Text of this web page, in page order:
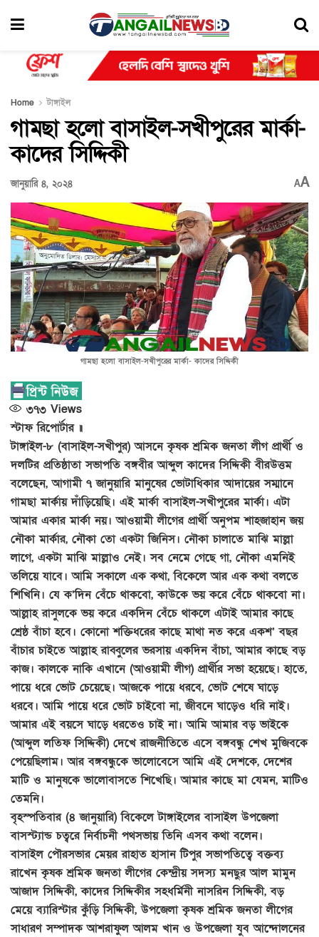
Home টাঙ্গাইল
গামছা হলো বাসাইল-সখীপুরের মার্কা-
কাদের সিদ্দিকী
জানুয়ারি ৪, ২০২৪ AA
গামছা হলো বাসাইল-সখীপুরের মার্কা- কাদের সিদ্দিকী
৩৭৩ Views
স্টাফ রিপোর্টার ॥
টাঙ্গাইল-৮ (বাসাইল-সখীপুর) আসনে কৃষক শ্রমিক জনতা লীগ প্রার্থী ও
দলটির প্রতিষ্ঠাতা সভাপতি বঙ্গবীর আব্দুল কাদের সিদ্দিকী বীরউত্তম
বলেছেন, আগামী ৭ জানুয়ারি মানুষের ভোটাধিকার আদায়ের সম্মানে
গামছা মার্কায় দাঁড়িয়েছি। এই মার্কা বাসাইল-সখীপুরের মার্কা। এটা
আমার একার মার্কা নয়। আওয়ামী লীগের প্রার্থী অনুপম শাহজাহান জয়
নৌকা মার্কার, নৌকা তো একটা জিনিস। নৌকা চালাতে মাঝি মাল্লা
লাগে, একটা মাঝি মাল্লাও নেই। সব নেমে গেছে গা, নৌকা এমনিই
তলিয়ে যাবে। আমি সকালে এক কথা, বিকেলে আর এক কথা বলতে
শিখিনি। যে ক’দিন বেঁচে থাকবো, কাউকে ভয় করে বেঁচে থাকবো না।
আল্লাহ রাসুলকে ভয় করে একদিন বেঁচে থাকলে এটাই আমার কাছে
শ্রেষ্ঠ বাঁচা হবে। কোনো শক্তিধরের কাছে মাথা নত করে একশ’ বছর
বাঁচার চাইতে আল্লাহ রাব্বুলের ভরসায় একদিন বাঁচা, আমার কাছে বড়
কাজ। কালকে নাকি এখানে (আওয়ামী লীগ) প্রার্থীর সভা হয়েছে। হাতে,
পায়ে ধরে ভোট চেয়েছে। আজকে পায়ে ধরবে, ভোট শেষে ঘাড়ে
ধরবে। আমি পায়ে ধরে ভোট চাইবো না, জীবনে ঘাড়েও ধরি নাই।
আমার এই বয়সে ঘাড়ে ধরতেও চাই না। আমি আমার বড় ভাইকে
(আব্দুল লতিফ সিদ্দিকী) দেখে রাজনীতিতে এসে বঙ্গবন্ধু শেখ মুজিবকে
পেয়েছিলাম। আর বঙ্গবন্ধুকে ভালোবেসে আমি এই দেশকে, দেশের
মাটি ও মানুষকে ভালোবাসতে শিখেছি। আমার কাছে মা যেমন, মাটিও
তেমনি।
বৃহস্পতিবার (৪ জানুয়ারি) বিকেলে টাঙ্গাইলের বাসাইল উপজেলা
বাসস্ট্যান্ড চত্বরে নির্বাচনী পথসভায় তিনি এসব কথা বলেন।
বাসাইল পৌরসভার মেয়র রাহাত হাসান টিপুর সভাপতিত্বে বক্তব্য
রাখেন কৃষক শ্রমিক জনতা লীগের কেন্দ্রীয় সদস্য মনছুর আল মামুন
আজাদ সিদ্দিকী, কাদের সিদ্দিকীর সহধর্মিনী নাসরিন সিদ্দিকী, বড়
মেয়ে ব্যারিস্টার কুঁড়ি সিদ্দিকী, উপজেলা কৃষক শ্রমিক জনতা লীগের
সাধারণ সম্পাদক আশরাফুল আলম খান ও উপজেলা যুব আন্দোলনের